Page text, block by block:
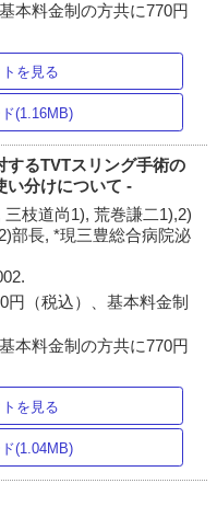
本料金制の方共に770円
を見る
(1.16MB)
するTVTスリング手術の
い分けについて -
枝道尚1), 荒巻謙二1),2)
部長, *現三豊総合病院泌
円（税込）、基本料金制
本料金制の方共に770円
を見る
(1.04MB)